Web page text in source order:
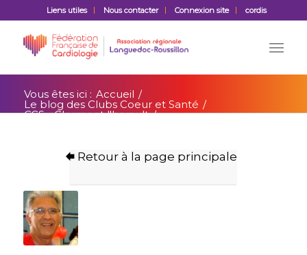
Liens utiles Nous contacter Connexion site cordis
Vous êtes ici : Accueil /
Le blog des Clubs Coeur et Santé /
CCS - Clermont l'herault /
Retour à la page principale